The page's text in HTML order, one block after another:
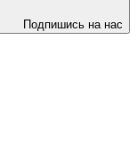
Подпишись на нас